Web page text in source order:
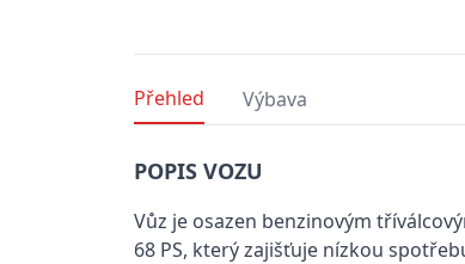
Přehled Výbava
POPIS VOZU
Vůz je osazen benzinovým
68 PS, který zajišťuje nízkou